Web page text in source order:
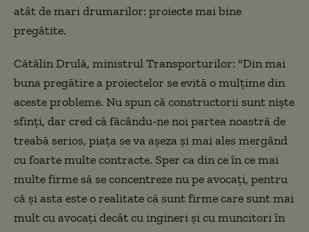
atât de mari drumarilor: proiecte mai bine
pregătite.
Cătălin Drulă, ministrul Transporturilor: "Din mai
buna pregătire a proiectelor se evită o mulțime din
aceste probleme. Nu spun că constructorii sunt niște
sfinți, dar cred că făcându-ne noi partea noastră de
treabă serios, piața se va așeza și mai ales mergând
cu foarte multe contracte. Sper ca din ce în ce mai
multe firme să se concentreze nu pe avocați, pentru
că și asta este o realitate că sunt firme care sunt mai
mult cu avocați decât cu ingineri și cu muncitori în